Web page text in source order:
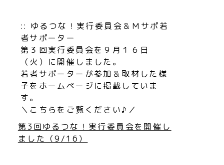
:: ゆるつな！実行委員会＆Ｍサポ若
者サポーター
第３回実行委員会を９月１６日
（火）に開催しました。
若者サポーターが参加＆取材した様
子をホームページに掲載していま
す。
＼こちらをご覧ください♪／
第3回ゆるつな！実行委員会を開催し
ました（9/16）